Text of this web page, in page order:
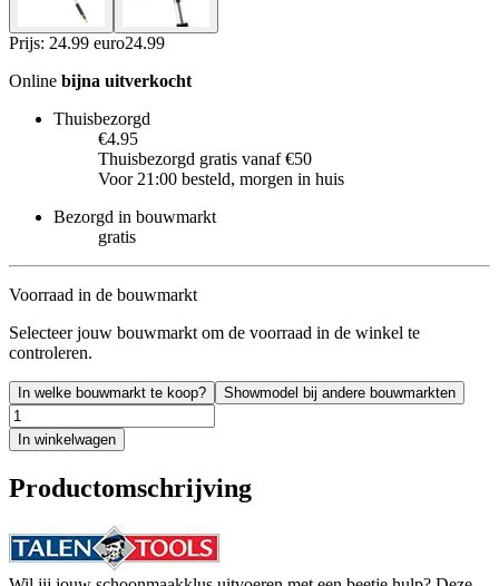
Prijs: 24.99 euro24.99
Online bijna uitverkocht
Thuisbezorgd
€4.95
Thuisbezorgd gratis vanaf €50
Voor 21:00 besteld, morgen in huis
Bezorgd in bouwmarkt
gratis
Voorraad in de bouwmarkt
Selecteer jouw bouwmarkt om de voorraad in de winkel te
controleren.
In welke bouwmarkt te koop? Showmodel bij andere bouwmarkten
In winkelwagen
Productomschrijving